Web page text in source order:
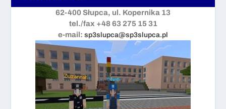
62-400 Słupca, ul. Kopernika 13
tel./fax +48 63 275 15 31
e-mail: sp3slupca@sp3slupca.pl